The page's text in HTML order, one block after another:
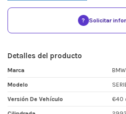
? Solicitar
Detalles del producto
Marca BMW
Modelo
Versión De Vehículo 640